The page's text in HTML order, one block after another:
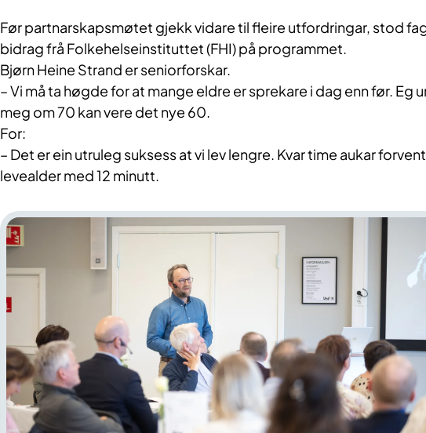
Før partnarskapsmøtet gjekk vidare til fleire utfordringar, stod
bidrag frå Folkehelseinstituttet (FHI) på programmet.
Bjørn Heine Strand er seniorforskar.
– Vi må ta høgde for at mange eldre er sprekare i dag enn før. Eg
meg om 70 kan vere det nye 60.
For:
– Det er ein utruleg suksess at vi lev lengre. Kvar time aukar
levealder med 12 minutt.